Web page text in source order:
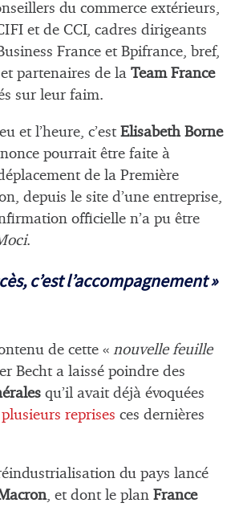
du commerce extérieurs,
et de CCI, cadres dirigeants
France et Bpifrance, bref,
partenaires de la Team France
sur leur faim.
et l’heure, c’est Elisabeth Borne
pourrait être faite à
de la Première
depuis le site d’une entreprise,
officielle n’a pu être
.
c’est l’accompagnement »
de cette « nouvelle feuille
Becht a laissé poindre des
qu’il avait déjà évoquées
plusieurs reprises ces dernières
du pays lancé
, et dont le plan France